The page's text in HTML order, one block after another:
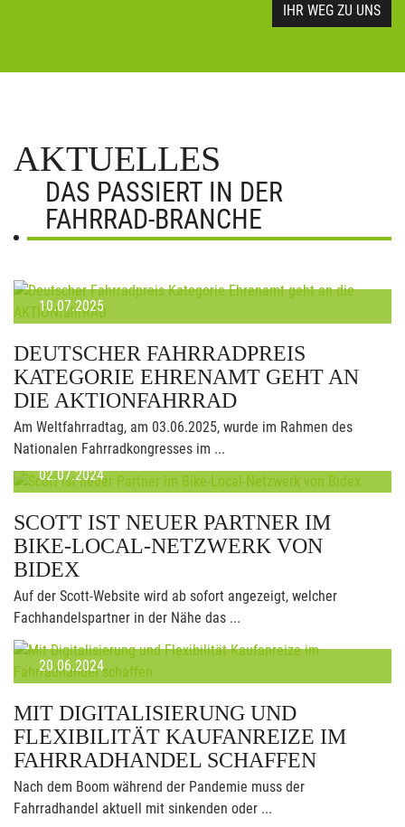
IHR WEG ZU UNS
AKTUELLES
DAS PASSIERT IN DER
FAHRRAD-BRANCHE
10.07.2025
DEUTSCHER FAHRRADPREIS
KATEGORIE EHRENAMT GEHT AN
DIE AKTIONFAHRRAD
Am Weltfahrradtag, am 03.06.2025, wurde im Rahmen des
Nationalen Fahrradkongresses im ...
02.07.2024
SCOTT IST NEUER PARTNER IM
BIKE-LOCAL-NETZWERK VON
BIDEX
Auf der Scott-Website wird ab sofort angezeigt, welcher
Fachhandelspartner in der Nähe das ...
20.06.2024
MIT DIGITALISIERUNG UND
FLEXIBILITÄT KAUFANREIZE IM
FAHRRADHANDEL SCHAFFEN
Nach dem Boom während der Pandemie muss der
Fahrradhandel aktuell mit sinkenden oder ...